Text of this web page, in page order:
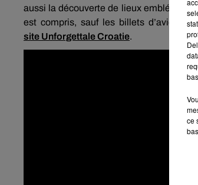
aussi la découverte de lieux
est compris, sauf les billets d’avion
site UnforgettaleCroatie.
ce